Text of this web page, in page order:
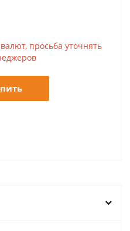
просьба уточнять